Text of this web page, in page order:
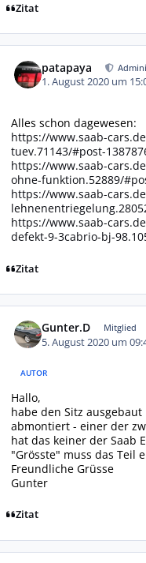
Zitat
patapaya
1. August 2020 um
Alles schon dagewesen:
https://www.saab-
tuev.71143/#post-
https://www.saab-
ohne-funktion.52889/
https://www.saab-
https://www.saab-
defekt-9-3cabrio-bj-
Zitat
Gunter.D Mitglied
5. August 2020 um
AUTOR
Hallo,
habe den Sitz
abmontiert - einer der
hat das keiner der Saab
"Grösste" muss das Teil
Freundliche Grüsse
Gunter
Zitat